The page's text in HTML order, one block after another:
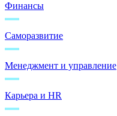
Финансы
Саморазвитие
Менеджмент и управление
Карьера и HR